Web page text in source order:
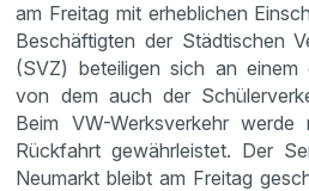
am Freitag mit erheblichen
Beschäftigten der Städtischen
(SVZ) beteiligen sich an einem
von dem auch der
Beim VW-Werksverkehr
Rückfahrt gewährleistet. Der
Neumarkt bleibt am Freitag